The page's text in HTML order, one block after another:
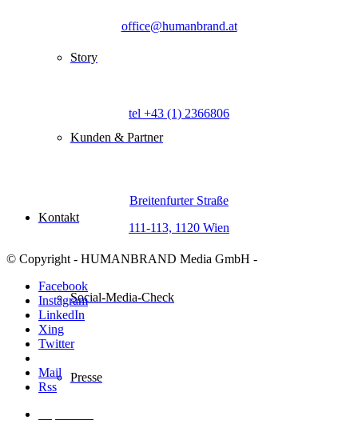
Story
Kunden & Partner
Kontakt
Social-Media-Check
Presse
office@humanbrand.at
tel +43 (1) 2366806
Breitenfurter Straße
111-113, 1120 Wien
© Copyright - HUMANBRAND Media GmbH -
Facebook
Instagram
LinkedIn
Xing
Twitter
Mail
Rss